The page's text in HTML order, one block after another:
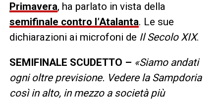
Primavera, ha parlato in vista della
semifinale contro l’Atalanta. Le sue
dichiarazioni ai microfoni de Il Secolo XIX.
SEMIFINALE SCUDETTO – «Siamo andati
ogni oltre previsione. Vedere la Sampdoria
così in alto, in mezzo a società più